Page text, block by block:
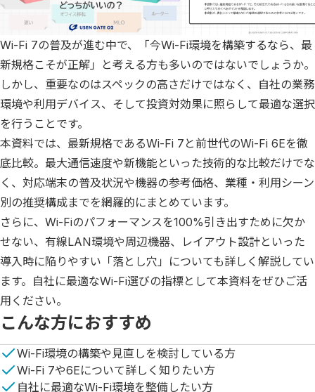
Wi-Fi 7の普及が進む中で、「今Wi-Fi環境を構築するなら、最
新規格こそが正解」と考える方も多いのではないでしょうか。
しかし、重要なのはスペックの高さだけではなく、自社の業務
環境や利用デバイス、そして投資対効果に照らして最適な選択
を行うことです。
本資料では、最新規格であるWi-Fi 7と前世代のWi-Fi 6Eを徹
底比較。最大通信速度や新機能といった技術的な比較だけでな
く、対応端末の普及状況や機器の参考価格、業種・利用シーン
別の推奨構成までを網羅的にまとめています。
さらに、Wi-Fiのパフォーマンスを100%引き出すために欠か
せない、有線LAN環境や周辺機器、レイアウト設計といった
導入時に陥りやすい「落とし穴」についても詳しく解説してい
ます。自社に最適なWi-Fi選びの指標として本資料をぜひご活
用ください。
こんな方におすすめ
Wi-Fi環境の構築や見直しを検討している方
Wi-Fi 7や6Eについて詳しく知りたい方
自社に最適なWi-Fi環境を整備したい方